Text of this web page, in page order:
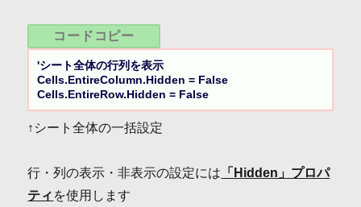
コードコピー
'シート全体の行列を表示
Cells.EntireColumn.Hidden = False
Cells.EntireRow.Hidden = False
↑シート全体の一括設定
行・列の表示・非表示の設定には 「Hidden」プロパ
ティ を使用します